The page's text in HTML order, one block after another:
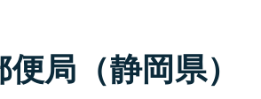
局（静岡県）